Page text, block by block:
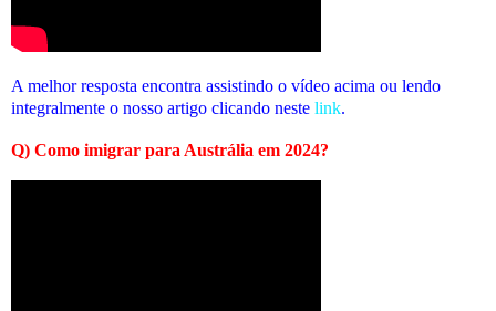
A melhor resposta encontra assistindo o vídeo acima ou lendo
integralmente o nosso artigo clicando neste link.
Q) Como imigrar para Austrália em 2024?